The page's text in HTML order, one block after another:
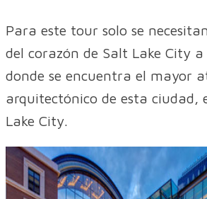
Para este tour solo se
del corazón de Salt Lake City a
donde se encuentra el mayor
arquitectónico de esta ciudad,
Lake City.